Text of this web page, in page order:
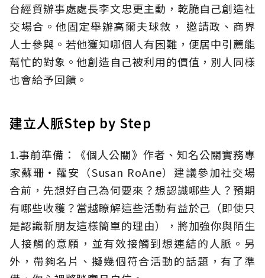
台經貿辦事處處長李文忠更主動，乾脆自己創造社
交場合。他固定舉辦高爾夫球敘， 邀請政、商界
人士參與。若他獲知哪個人有困難，便居中引薦能
幫忙的對象。他創造自己被利用的價值，別人同樣
也會給予回饋。
建立人脈Step by Step
1.事前準備：《個人公關》作者、知名公關實務專
家蘇珊‧蘿安（Susan RoAne）建議參加社交場
合前，先想好自己為何要來？想認識哪些人？預期
有哪些收穫？當越瞭解這些活動有益於己（即使只
是認識新朋友這樣簡單的理由），將加強你與陌生
人接觸的意願，並有效接觸到想連結的人脈。另
外，帶夠名片、擬幾個符合活動的話題，有了準